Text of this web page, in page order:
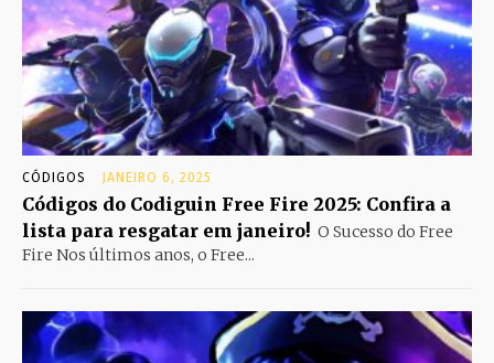
CÓDIGOS JANEIRO 6, 2025
Códigos do Codiguin Free Fire 2025: Confira a
lista para resgatar em janeiro! O Sucesso do Free
Fire Nos últimos anos, o Free...